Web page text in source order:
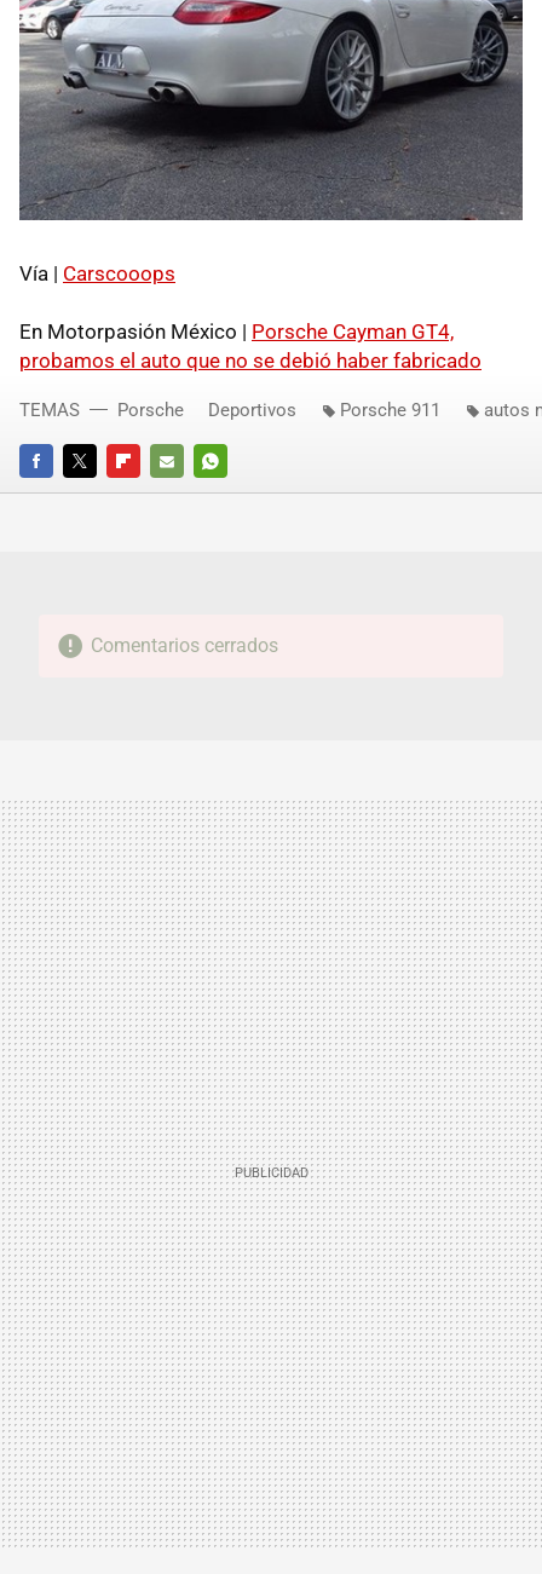
Vía | Carscooops
En Motorpasión México | Porsche Cayman GT4,
probamos el auto que no se debió haber fabricado
FACEBOOKTWITTERFLIPBOARD
E-
WHATSAPP
TEMAS Porsche Deportivos Porsche 911 autos
Comentarios cerrados